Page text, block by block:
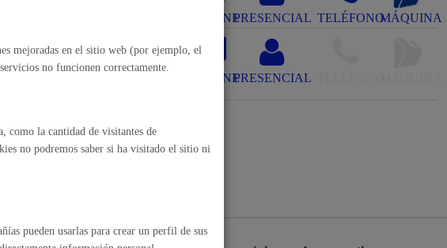
ONLINEPRESENCIAL TELÉFONOMÁQUINA
de Prevención, Extinción de
ONLINEPRESENCIAL
mejoradas en el sitio web (por ejemplo, el
no funcionen correctamente.
como la cantidad de visitantes de
no podremos saber si ha visitado el sitio ni
pueden usarlas para crear un perfil de sus